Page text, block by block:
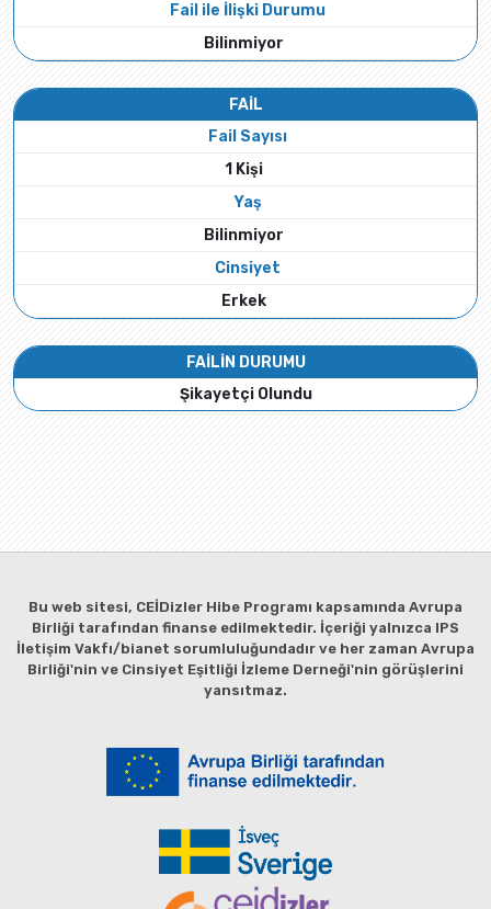
Fail ile İlişki Durumu
Bilinmiyor
FAİL
Fail Sayısı
1 Kişi
Yaş
Bilinmiyor
Cinsiyet
Erkek
FAİLİN DURUMU
Şikayetçi Olundu
Bu web sitesi, CEİDizler Hibe Programı kapsamında Avrupa
Birliği tarafından finanse edilmektedir. İçeriği yalnızca IPS
İletişim Vakfı/bianet sorumluluğundadır ve her zaman Avrupa
Birliği'nin ve Cinsiyet Eşitliği İzleme Derneği'nin görüşlerini
yansıtmaz.